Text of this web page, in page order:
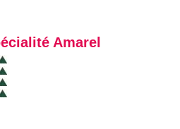
Amarel